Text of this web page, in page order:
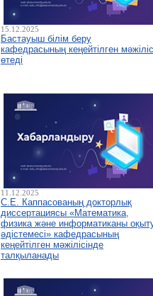
15.12.2025
Бастауыш білім беру
кафедрасының кеңейтілген
өтеді
11.12.2025
С.Е. Каппасованың докторлық
диссертациясы «Математика,
физика және информатиканы
әдістемесі» кафедрасының
кеңейтілген мәжілісінде
талқыланады